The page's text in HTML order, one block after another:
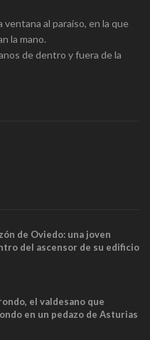
al paraíso, en la que
la mano.
de dentro y fuera de la
de Oviedo: una joven
del ascensor de su edificio
sus últimos minutos
el valdesano que
en un pedazo de Asturias